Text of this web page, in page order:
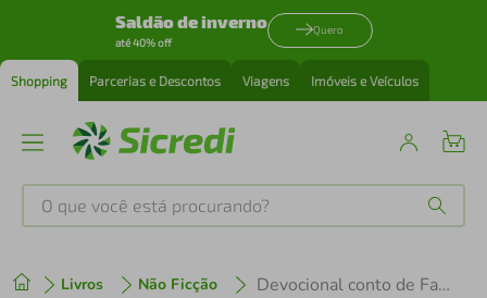
Saldão de inverno
até 40% off
Quero
Shopping Parcerias e Descontos Viagens Imóveis e Veículos
O que você está procurando?
Livros Não Ficção Devocional conto de Fadas - Sweet Equipe teológica Penkal